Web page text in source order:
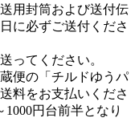
用封筒および送付伝
に必ずご送付くださ
ってください。
便の「チルドゆうパ
料をお支払いくださ
円台前半となり